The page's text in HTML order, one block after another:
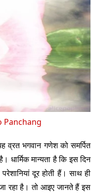
Panchang
व्रत भगवान गणेश को समर्पित
धार्मिक मान्यता है कि इस दिन
दूर होती हैं। साथ ही
रहा है। तो आइए जानते हैं इस